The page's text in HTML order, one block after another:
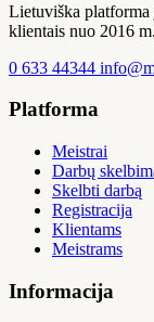
Lietuviška platforma
klientais nuo 2016 m.
0 633 44344
Platforma
Meistrai
Darbų
Skelbti darbą
Registracija
Klientams
Meistrams
Informacija